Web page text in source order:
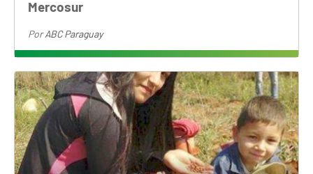
Mercosur
PorABC Paraguay